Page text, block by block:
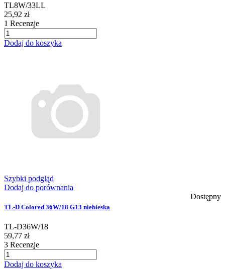
TL8W/33LL
25,92 zł
1 Recenzje
Dodaj do koszyka
Szybki podgląd
Dodaj do porównania
Dostępny
TL-D Colored 36W/18 G13 niebieska
TL-D36W/18
59,77 zł
3 Recenzje
Dodaj do koszyka